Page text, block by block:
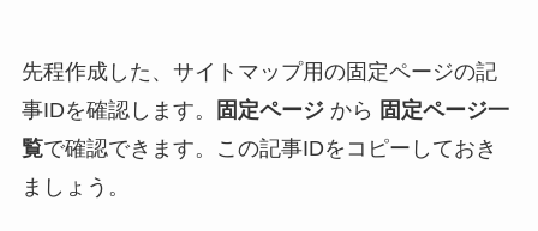
先程作成した、サイトマップ用の固定ページの記
事IDを確認します。
固定ページから 固定ページ一
覧で確認できます。この記事IDをコピーしておき
ましょう。